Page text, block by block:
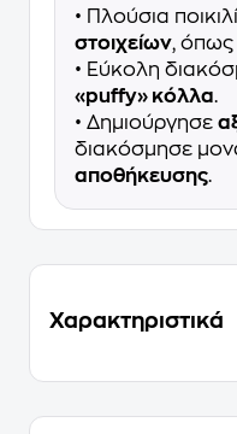
• Πλούσια
στοιχείων, όπως
• Εύκολη
«puffy» κόλλα.
• Δημιούργησε
διακόσμησε
αποθήκευσης.
Χαρακτηριστικά